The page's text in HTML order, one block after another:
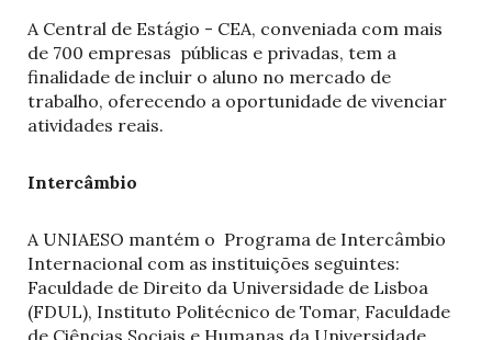
A Central de Estágio - CEA, conveniada com mais
de 700 empresas públicas e privadas, tem a
finalidade de incluir o aluno no mercado de
trabalho, oferecendo a oportunidade de vivenciar
atividades reais.
Intercâmbio
A UNIAESO mantém o Programa de Intercâmbio
Internacional com as instituições seguintes:
Faculdade de Direito da Universidade de Lisboa
(FDUL), Instituto Politécnico de Tomar, Faculdade
de Ciências Sociais e Humanas da Universidade